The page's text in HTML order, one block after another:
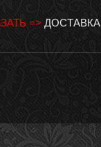
=> ДОСТАВКА